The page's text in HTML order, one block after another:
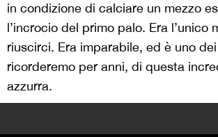
in condizione di calciare un mezzo
l’incrocio del primo palo. Era l’unico
riuscirci. Era imparabile, ed è uno
ricorderemo per anni, di questa
azzurra.